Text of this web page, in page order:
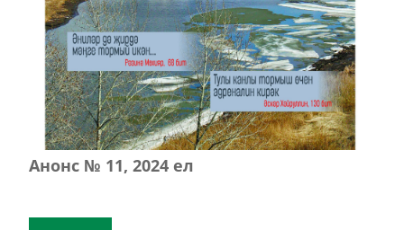
Анонс № 11, 2024 ел